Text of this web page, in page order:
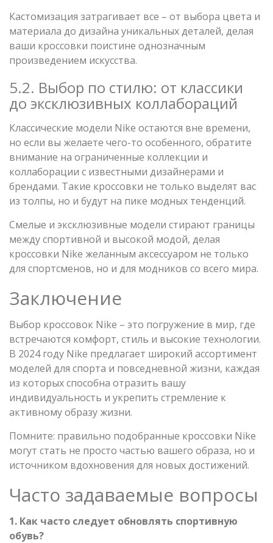
Кастомизация затрагивает все – от выбора цвета и
материала до дизайна уникальных деталей, делая
ваши кроссовки поистине однозначным
произведением искусства.
5.2. Выбор по стилю: от классики
до эксклюзивных коллабораций
Классические модели Nike остаются вне времени,
но если вы желаете чего-то особенного, обратите
внимание на ограниченные коллекции и
коллаборации с известными дизайнерами и
брендами. Такие кроссовки не только выделят вас
из толпы, но и будут на пике модных тенденций.
Смелые и эксклюзивные модели стирают границы
между спортивной и высокой модой, делая
кроссовки Nike желанным аксессуаром не только
для спортсменов, но и для модников со всего мира.
Заключение
Выбор кроссовок Nike – это погружение в мир, где
встречаются комфорт, стиль и высокие технологии.
В 2024 году Nike предлагает широкий ассортимент
моделей для спорта и повседневной жизни, каждая
из которых способна отразить вашу
индивидуальность и укрепить стремление к
активному образу жизни.
Помните: правильно подобранные кроссовки Nike
могут стать не просто частью вашего образа, но и
источником вдохновения для новых достижений.
Часто задаваемые вопросы
1. Как часто следует обновлять спортивную
обувь?